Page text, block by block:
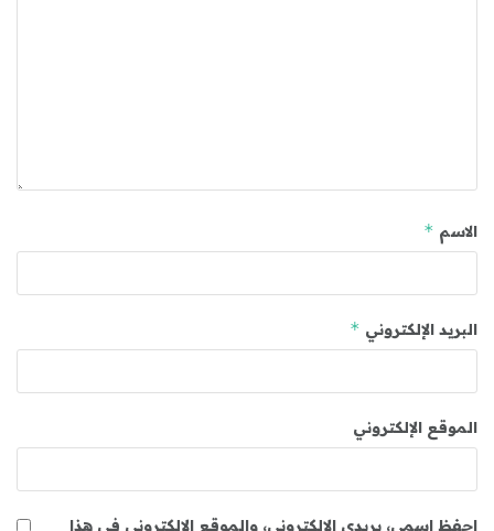
الاسم *
البريد الإلكتروني *
الموقع الإلكتروني
احفظ اسمي، بريدي الإلكتروني، والموقع الإلكتروني في هذا